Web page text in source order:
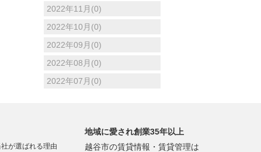
2022年11月(0)
2022年10月(0)
2022年09月(0)
2022年08月(0)
2022年07月(0)
社が選ばれる理由
地域に愛され創業35年以上
越谷市の賃貸情報・賃貸管理は